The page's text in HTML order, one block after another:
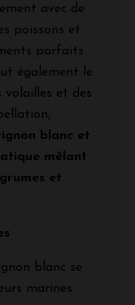
avec de
poissons et
parfaits
également le
volailles et des
blanc et
mêlant
et
blanc se
marines :